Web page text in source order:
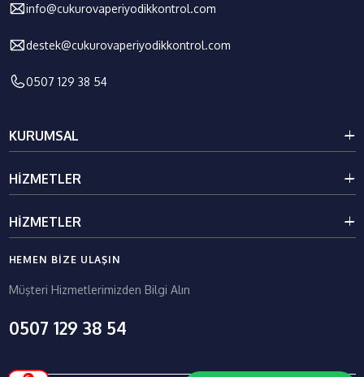
info@cukurovaperiyodikkontrol.com
destek@cukurovaperiyodikkontrol.com
0507 129 38 54
KURUMSAL
Kurumsal
Galeri
İletişim
HIZMETLER
Kaldırma İletme Ekipmanları Periyodik Kontrolü
Basınçlı Kaplar Ve Tesisatlar Periyodik Kontrolü
HIZMETLER
Elektriksel Ve Mekanik Tesisatlar Periyodik Kontrolü
HEMEN BIZE ULAŞIN
Müşteri Hizmetlerimizden Bilgi Alın
0507 129 38 54